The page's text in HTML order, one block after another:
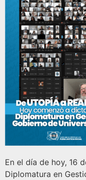
En el día de hoy, 16
Diplomatura en